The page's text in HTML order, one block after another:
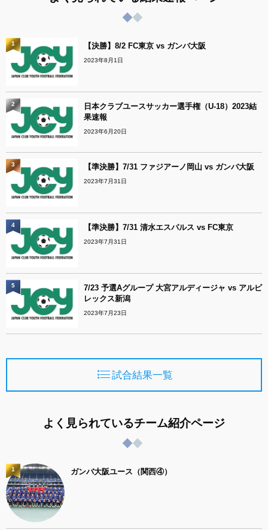
【決勝】8/2 FC東京 vs ガンバ大阪
2023年8月1日
1
日本クラブユースサッカー選手権（U-18）2023結
果速報
2023年6月20日
2
【準決勝】7/31 ファジアーノ岡山 vs ガンバ大阪
2023年7月31日
3
【準決勝】7/31 清水エスパルス vs FC東京
2023年7月31日
4
7/23 予選Aグループ 大宮アルディージャ vs アルビ
レックス新潟
2023年7月23日
5
試合結果一覧
よく見られているチーム紹介ページ
ガンバ大阪ユース（関西④）
1